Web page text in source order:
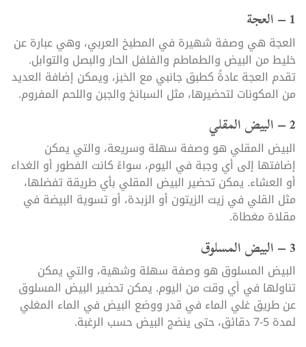
1 – العجة
العجة هي وصفة شهيرة في المطبخ العربي، وهي عبارة عن
خليط من البيض والطماطم والفلفل الحار والبصل والتوابل.
تقدم العجة عادةً كطبق جانبي مع الخبز، ويمكن إضافة العديد
من المكونات لتحضيرها، مثل السبانخ والجبن واللحم المفروم.
2 – البيض المقلي
البيض المقلي هو وصفة سهلة وسريعة، والتي يمكن
إضافتها إلى أي وجبة في اليوم، سواءً كانت الفطور أو الغداء
أو العشاء. يمكن تحضير البيض المقلي بأي طريقة تفضلها،
مثل القلي في زيت الزيتون أو الزبدة، أو تسوية البيضة في
مقلاة مغطاة.
3 – البيض المسلوق
البيض المسلوق هو وصفة سهلة وشهية، والتي يمكن
تناولها في أي وقت من اليوم. يمكن تحضير البيض المسلوق
عن طريق غلي الماء في قدر ووضع البيض في الماء المغلي
لمدة 5-7 دقائق، حتى ينضج البيض حسب الرغبة.